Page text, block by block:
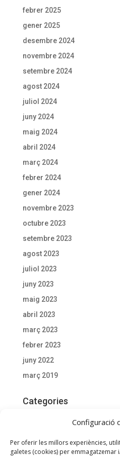
Configuració
Per oferir les millors experiències,
galetes (cookies) per
febrer 2025
gener 2025
desembre 2024
novembre 2024
setembre 2024
agost 2024
juliol 2024
juny 2024
maig 2024
abril 2024
març 2024
febrer 2024
gener 2024
novembre 2023
octubre 2023
setembre 2023
agost 2023
juliol 2023
juny 2023
maig 2023
abril 2023
març 2023
febrer 2023
juny 2022
març 2019
Categories
General